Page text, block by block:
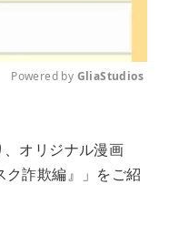
t
Powered by GliaStudios
オリジナル漫画
ク詐欺編』」をご紹